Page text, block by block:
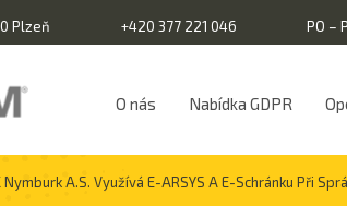
Plzeň +420 377 221 046 PO –
O nás Nabídka GDPR
A.s. Využívá E-ARSYS A E-Schránku Při